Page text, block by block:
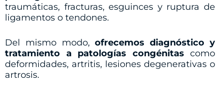
traumáticas, fracturas, esguinces y ruptura de
ligamentos o tendones.
Del mismo modo,ofrecemos diagnóstico y
tratamiento a patologías congénitas como
deformidades, artritis, lesiones degenerativas o
artrosis.